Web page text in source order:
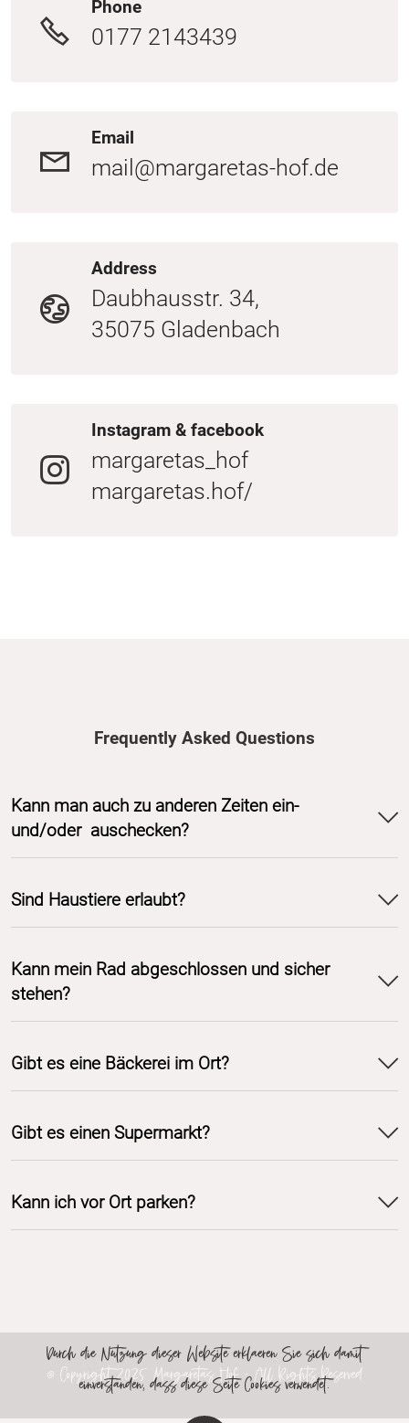
Phone
Email
Address
Daubhausstr. 34,
Instagram & facebook
margaretas_hof
Kann man auch zu anderen Zeiten ein-
und/oder auschecken?
Sind Haustiere erlaubt?
Kann mein Rad abgeschlossen und sicher
stehen?
Gibt es eine Bäckerei im Ort?
Gibt es einen Supermarkt?
Kann ich vor Ort parken?
© Copyright 2025 Margaretas Hof - All Rights Reserved
Durch die Nutzung dieser Website erklaeren Sie sich damit
einverstanden, dass diese Seite Cookies verwendet.